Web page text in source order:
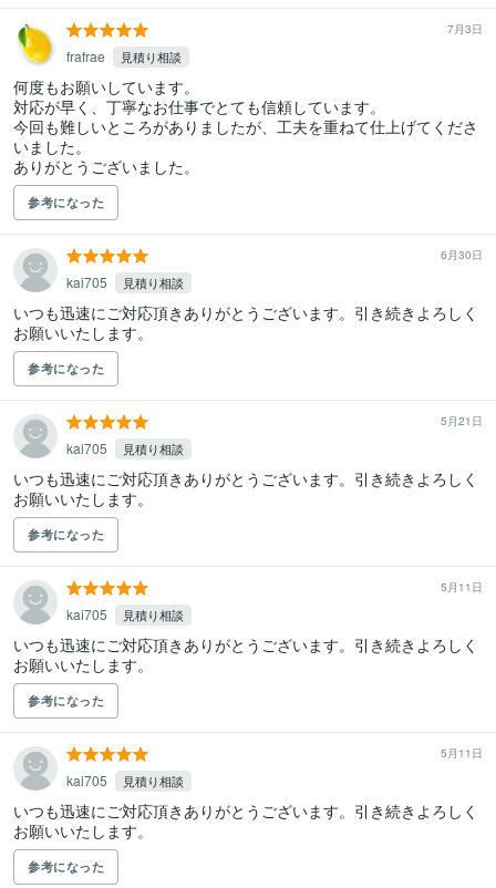
7月3日
frafrae 見積り相談
何度もお願いしています。
対応が早く、丁寧なお仕事でとても信頼しています。
今回も難しいところがありましたが、工夫を重ねて仕上げてくださ
いました。
ありがとうございました。
参考になった
6月30日
kai705 見積り相談
いつも迅速にご対応頂きありがとうございます。引き続きよろしく
お願いいたします。
参考になった
5月21日
kai705 見積り相談
いつも迅速にご対応頂きありがとうございます。引き続きよろしく
お願いいたします。
参考になった
5月11日
kai705 見積り相談
いつも迅速にご対応頂きありがとうございます。引き続きよろしく
お願いいたします。
参考になった
5月11日
kai705 見積り相談
いつも迅速にご対応頂きありがとうございます。引き続きよろしく
お願いいたします。
参考になった